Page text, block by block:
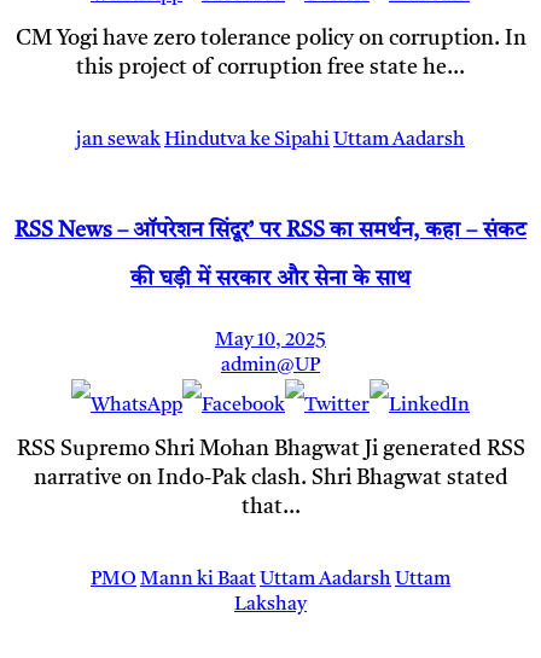
CM Yogi have zero tolerance policy on corruption. In
this project of corruption free state he…
jan sewakHindutva ke Sipahi Uttam Aadarsh
RSS News – ऑपरेशन सिंदूर’ पर RSS का समर्थन, कहा – संकट
की घड़ी में सरकार और सेना के साथ
May 10, 2025
admin@UP
RSS Supremo Shri Mohan Bhagwat Ji generated RSS
narrative on Indo-Pak clash. Shri Bhagwat stated
that…
PMO Mann ki Baat Uttam Aadarsh Uttam
Lakshay